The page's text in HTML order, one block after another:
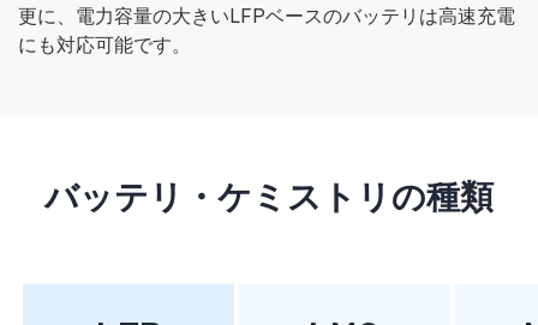
更に、電力容量の大きいLFPベースのバッテリは高速充電
にも対応可能です。
バッテリ・ケミストリの種類